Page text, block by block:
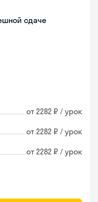
сдаче
от 2282 ₽ / урок
от 2282 ₽ / урок
от 2282 ₽ / урок